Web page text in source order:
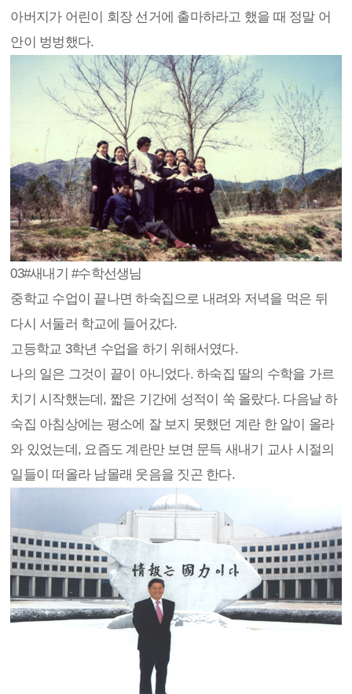
아버지가 어린이 회장 선거에 출마하라고 했을 때 정말 어
안이 벙벙했다.
03#새내기 #수학선생님
중학교 수업이 끝나면 하숙집으로 내려와 저녁을 먹은 뒤
다시 서둘러 학교에 들어갔다.
고등학교 3학년 수업을 하기 위해서였다.
나의 일은 그것이 끝이 아니었다. 하숙집 딸의 수학을 가르
치기 시작했는데, 짧은 기간에 성적이 쑥 올랐다. 다음날 하
숙집 아침상에는 평소에 잘 보지 못했던 계란 한 알이 올라
와 있었는데, 요즘도 계란만 보면 문득 새내기 교사 시절의
일들이 떠올라 남몰래 웃음을 짓곤 한다.